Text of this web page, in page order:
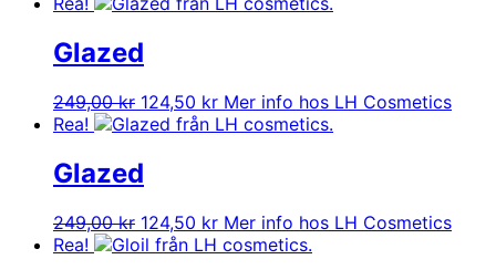
var:
249,00 kr.
Glazed
249,00kr Det
ursprungliga
var:
249,00 kr.
124,50 krDet
nuvarande
Mer info hos LH Cosmetics
Rea!
Glazed
249,00kr Det
ursprungliga
124,50 krDet
nuvarande
Mer info hos LH Cosmetics
Rea!